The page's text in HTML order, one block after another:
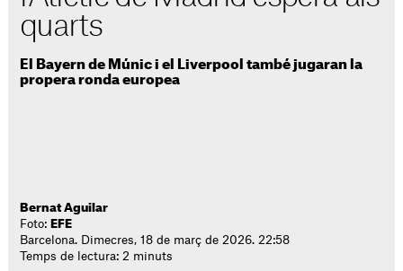
quarts
El Bayern de Múnic i el Liverpool també jugaran la
propera ronda europea
Bernat Aguilar
Foto: EFE
Barcelona. Dimecres, 18 de març de 2026. 22:58
Temps de lectura: 2 minuts